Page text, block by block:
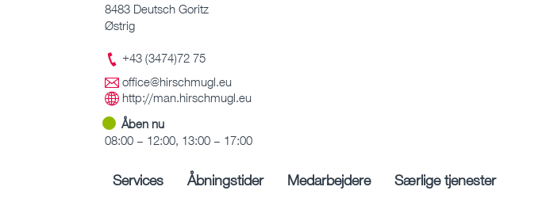
8483 Deutsch Goritz
Østrig
+43 (3474)72 75
office@hirschmugl.eu
http://man.hirschmugl.eu
Åben nu
08:00 – 12:00, 13:00 – 17:00
Services Åbningstider Medarbejdere Særlige tjenester